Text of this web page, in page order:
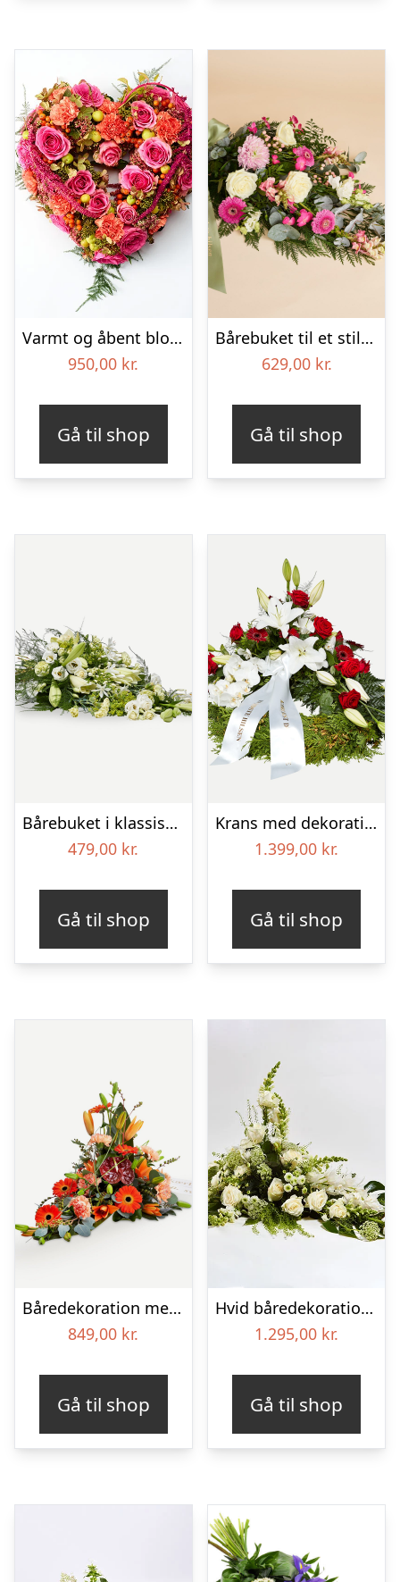
Varmt og åbent blomsterhjerte – Blomster til begravelse
950,00 kr.
Gå til shop
Bårebuket til et stille farvel med bånd
629,00 kr.
Gå til shop
Bårebuket i klassisk stil – hvid
479,00 kr.
Gå til shop
Krans med dekoration i klassisk stil – rød og hvid – med bånd
1.399,00 kr.
Gå til shop
Båredekoration med bånd
849,00 kr.
Gå til shop
Hvid båredekoration – Blomster til begravelse
1.295,00 kr.
Gå til shop